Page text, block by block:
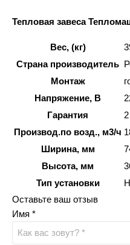
Тепловая завеса
Вес, (кг)
Страна производитель
Монтаж
Напряжение, В
Гарантия
2
Производ.по возд., м3/ч
Ширина, мм
Высота, мм
Тип установки
Оставьте ваш отзыв
Имя *